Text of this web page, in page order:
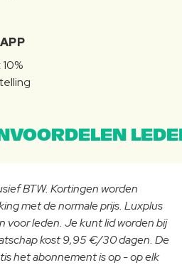
BTW. Kortingen worden
met de normale prijs. Luxplus
voor leden. Je kunt lid worden bij
kost 9,95 €/30 dagen. De
het abonnement is op - op elk